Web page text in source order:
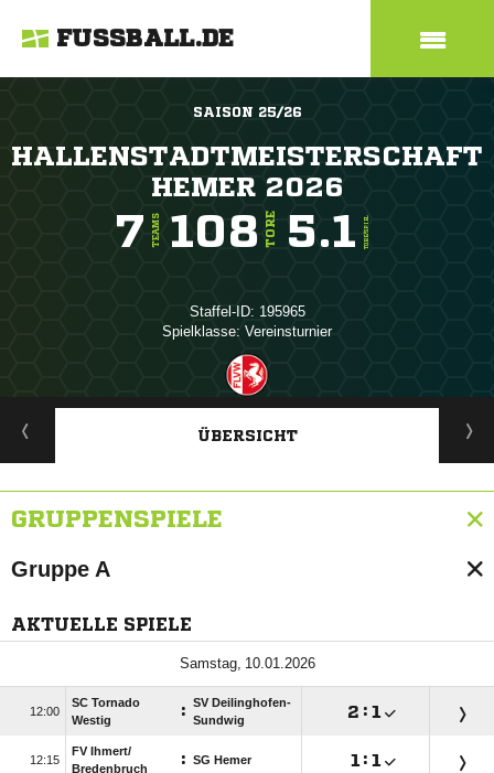
FUSSBALL.DE
SAISON 25/26
HALLENSTADTMEISTERSCHAFT
HEMER 2026
7 TEAMS 108 TORE 5.1 TORE/SPIEL
Staffel-ID: 195965
Spielklasse: Vereinsturnier
ANZEIGE
ÜBERSICHT
GRUPPENSPIELE
Gruppe A
AKTUELLE SPIELE
 

SC Tornado
Westig
: SV Deilinghofen-
Sundwig
 : 

FV Ihmert/​
Bredenbruch
: SG Hemer  : 